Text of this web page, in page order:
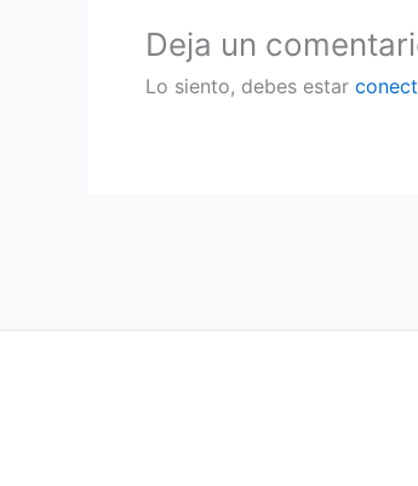
Deja un
Lo siento, debes estar